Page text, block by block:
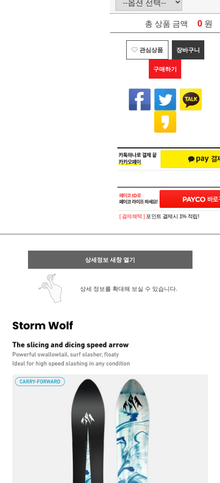
총 상품 금액 0 원
관심상품 장바구니
구매하기
페이코 ID로 페
[ 결제혜택 ] 포인트 결제시 1% 적립!
상세정보 새창 열기
상세 정보를 확대해 보실 수 있습니다.